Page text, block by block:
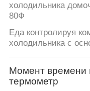
холодильника
80Ф
Еда контролируя
холодильника с
Момент времени
термометр